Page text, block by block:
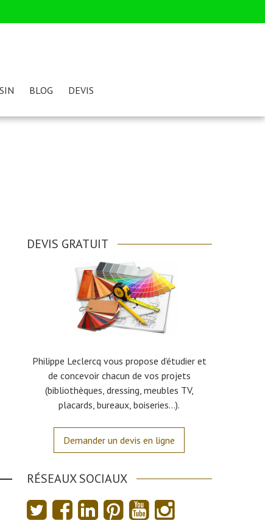
BLOG DEVIS
DEVIS GRATUIT
Philippe Leclercq vous propose d’étudier et
de concevoir chacun de vos projets
(bibliothèques, dressing, meubles TV,
placards, bureaux, boiseries…).
Demander un devis en ligne
RÉSEAUX SOCIAUX